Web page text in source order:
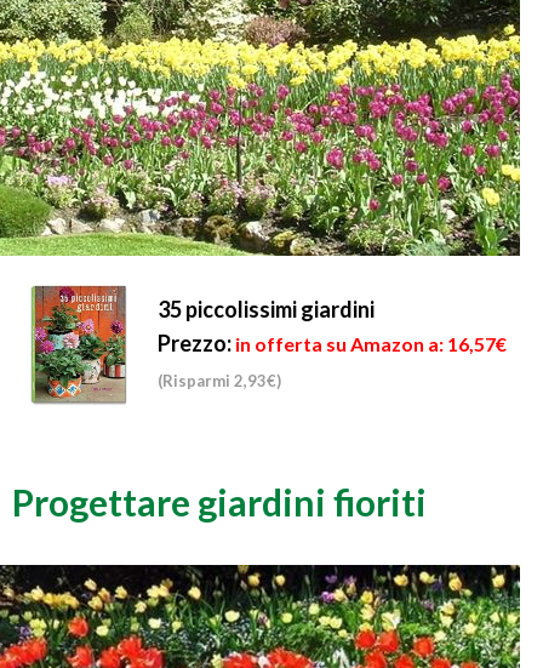
35 piccolissimi giardini
Prezzo: in offerta su Amazon a: 16,57€
(Risparmi 2,93€)
Progettare giardini fioriti